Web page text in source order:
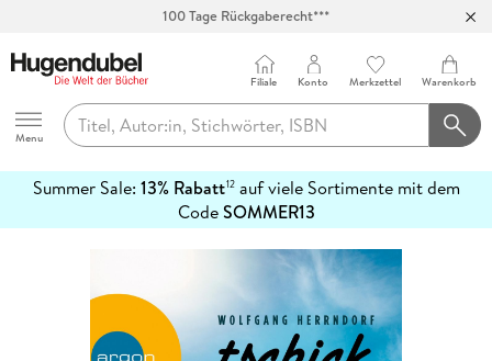
100 Tage Rückgaberecht***
Hugendubel
Menu
Filiale Konto Merkzettel Warenkorb
Summer Sale: 13% Rabatt12auf viele Sortimente mit dem
CodeSOMMER13
erfahren